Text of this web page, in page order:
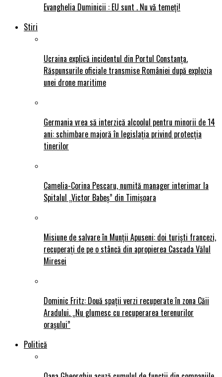
Evanghelia Duminicii : EU sunt . Nu vǎ temeți!
Stiri
Ucraina explică incidentul din Portul Constanța.
Răspunsurile oficiale transmise României după explozia
unei drone maritime
Germania vrea să interzică alcoolul pentru minorii de 14
ani: schimbare majoră în legislația privind protecția
tinerilor
Camelia-Corina Pescaru, numită manager interimar la
Spitalul „Victor Babeș” din Timișoara
Misiune de salvare în Munții Apuseni: doi turiști francezi,
recuperați de pe o stâncă din apropierea Cascada Vălul
Miresei
Dominic Fritz: Două spații verzi recuperate în zona Căii
Aradului. „Nu glumesc cu recuperarea terenurilor
orașului”
Politică